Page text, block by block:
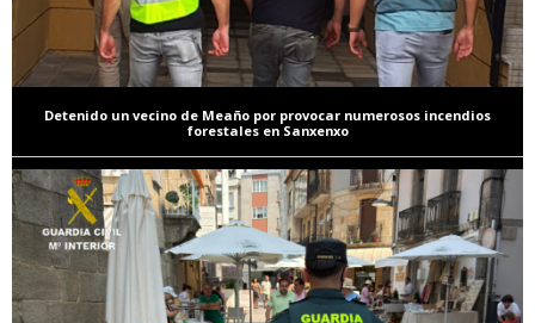
Detenido un vecino de Meaño por provocar numerosos incendios
forestales en Sanxenxo